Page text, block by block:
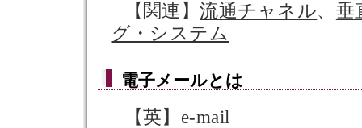
【関連】流通チャネル、 垂
グ・システム
電子メールとは
【英】e-mail